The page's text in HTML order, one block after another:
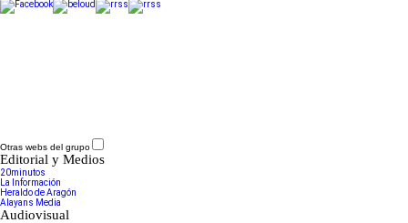
Otras webs del grupo
Editorial y Medios
20minutos
La Información
Heraldo de Aragón
Alayans Media
Audiovisual